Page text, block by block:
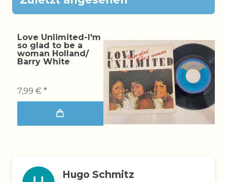
Love Unlimited-I'm
so glad to be a
woman Holland/
Barry White
7,99 € *
Hugo Schmitz